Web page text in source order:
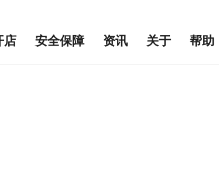
店 安全保障 资讯 关于 帮助